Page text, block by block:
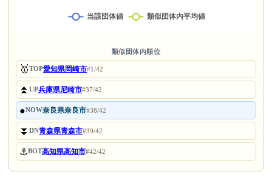
類似団体内順位
🥇TOP愛知県岡崎市#1/42
⏫UP兵庫県尼崎市#37/42
●NOW奈良県奈良市#38/42
⏬DN青森県青森市#39/42
⚓BOT高知県高知市#42/42